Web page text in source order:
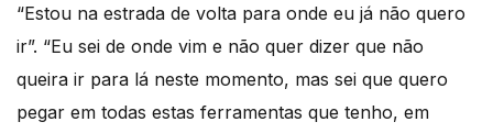
“Estou na estrada de volta para onde eu já não quero
ir”. “Eu sei de onde vim e não quer dizer que não
queira ir para lá neste momento, mas sei que quero
pegar em todas estas ferramentas que tenho, em